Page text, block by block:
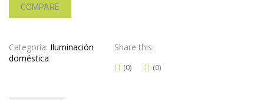
COMPARE
Categoría: Iluminación
doméstica
Share this:
(0) (0)